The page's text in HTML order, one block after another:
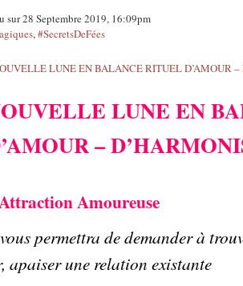
sur 28 Septembre 2019, 16:09pm
,#SecretsDeFées
LUNE EN
–
Amoureuse
permettra de demander à
apaiser une relation existante